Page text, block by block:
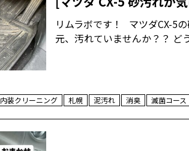
リムラボです！ マツダCX-5
元、汚れていませんか？？
内装クリーニング 札幌 泥汚れ 消臭 滅菌コース